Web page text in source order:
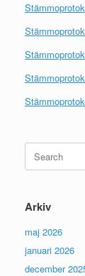
Search
for:
Arkiv
maj 2026
januari 2026
december